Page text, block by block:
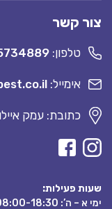
צור קשר
טלפון:
אימייל:
כתובת: עמק איילון 10, תל
שעות פעילות:
ימי א – ה’: 08:00-18:30 , יום ו’ – 08:00-13:30